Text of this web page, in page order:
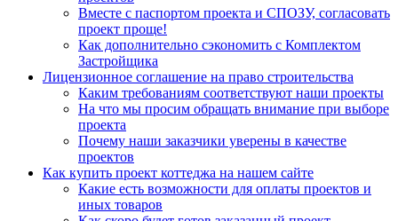
Вместе с паспортом проекта и СПОЗУ, согласовать
проект проще!
Как дополнительно сэкономить с Комплектом
Застройщика
Лицензионное соглашение на право строительства
Каким требованиям соответствуют наши проекты
На что мы просим обращать внимание при выборе
проекта
Почему наши заказчики уверены в качестве
проектов
Как купить проект коттеджа на нашем сайте
Какие есть возможности для оплаты проектов и
иных товаров